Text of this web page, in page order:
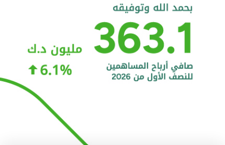
الخدمات المصرفية الإلكترونية للشركات
خدمة "بيتك" للتداول الإلكتروني
الحسابات المصرفية
البطاقات
"برامج العملاء"